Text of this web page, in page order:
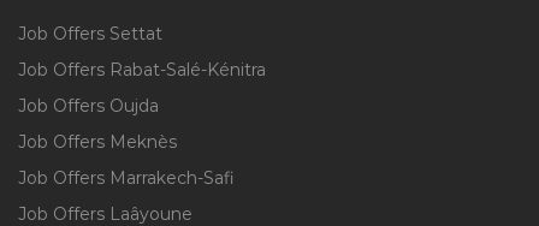
Job Offers Settat
Job Offers Rabat-Salé-Kénitra
Job Offers Oujda
Job Offers Meknès
Job Offers Marrakech-Safi
Job Offers Laâyoune